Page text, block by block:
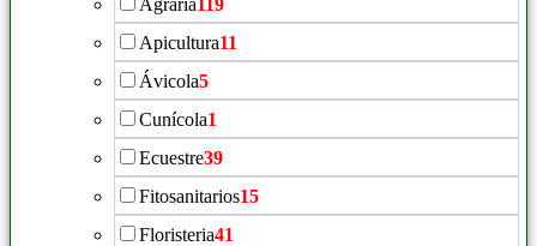
Apicultura11
Ávicola5
Cunícola1
Ecuestre39
Fitosanitarios15
Floristeria41